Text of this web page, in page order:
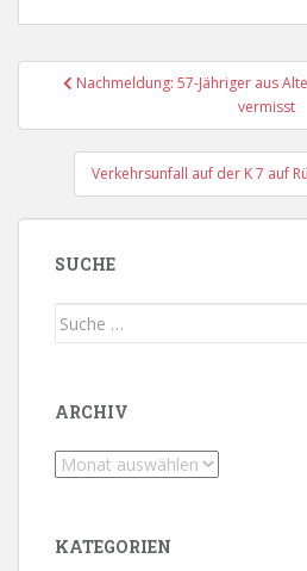
Beitragsnavigation
Nachmeldung: 57-Jähriger aus
vermisst
Verkehrsunfall auf der K 7 auf
SUCHE
Suche
ARCHIV
Archiv
KATEGORIEN